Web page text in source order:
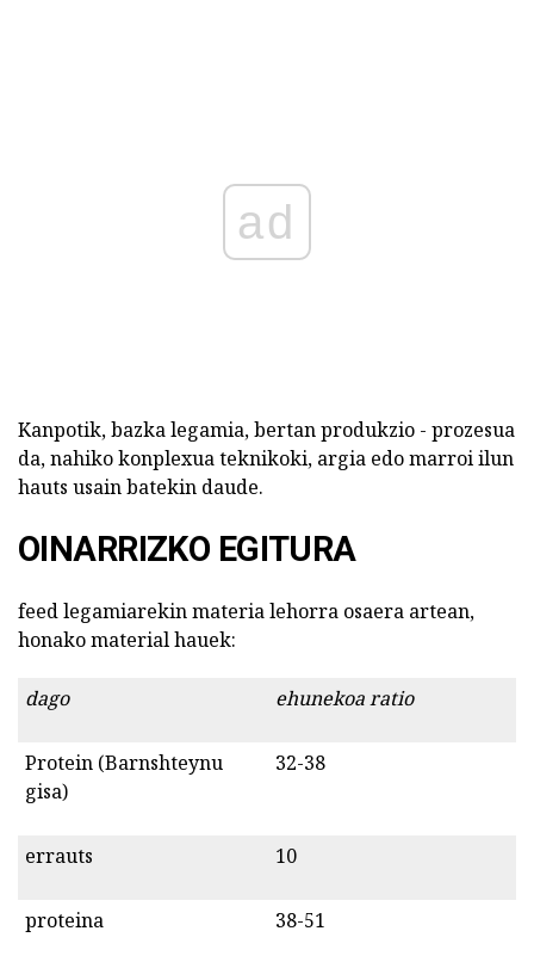
ad
Kanpotik, bazka legamia, bertan produkzio - prozesua
da, nahiko konplexua teknikoki, argia edo marroi ilun
hauts usain batekin daude.
OINARRIZKO EGITURA
feed legamiarekin materia lehorra osaera artean,
honako material hauek:
dago ehunekoa ratio
Protein (Barnshteynu
gisa)
32-38
errauts 10
proteina 38-51